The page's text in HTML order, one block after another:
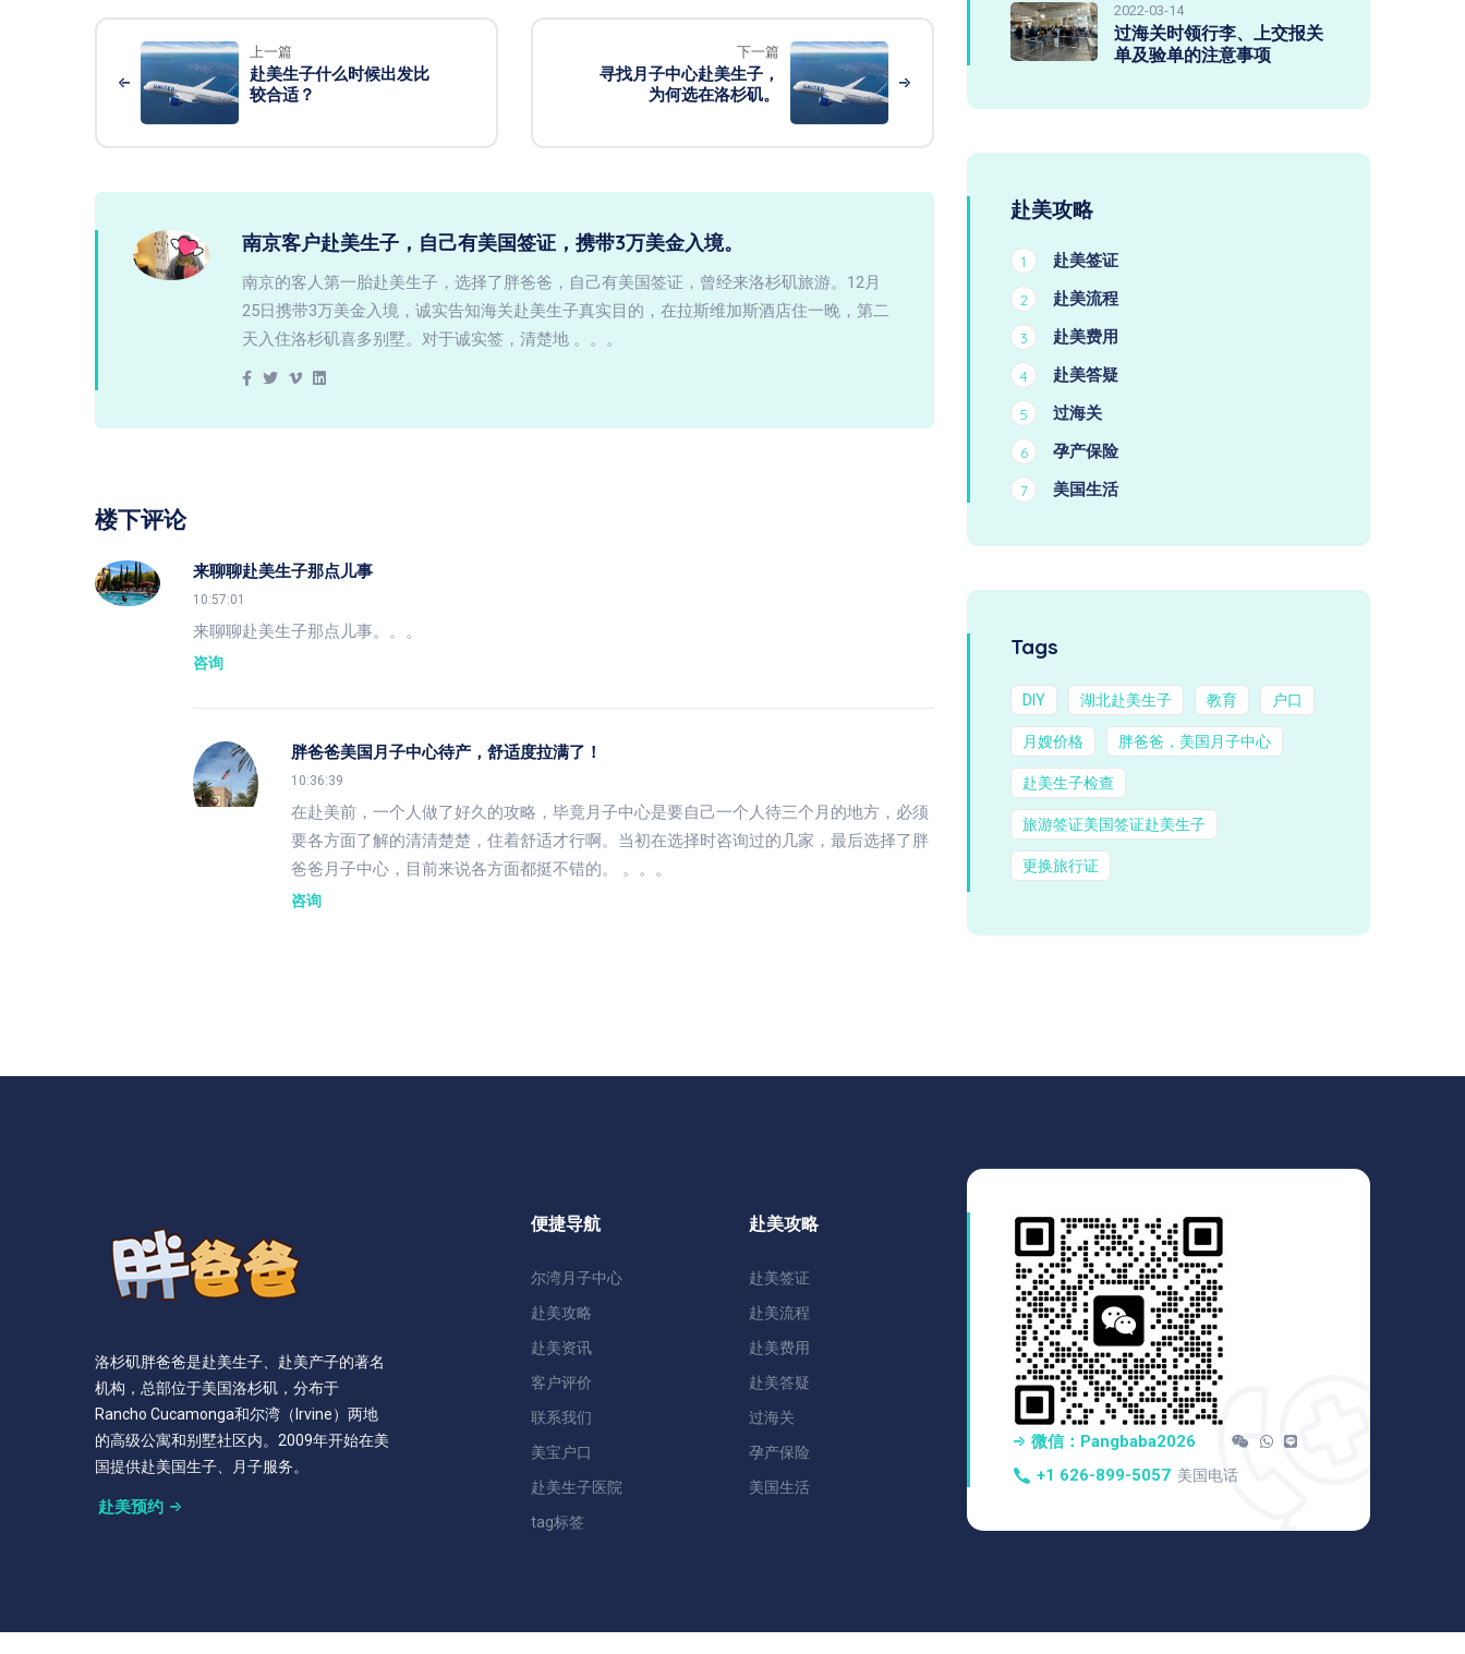
上一篇
赴美生子什么时候出发比
较合适？
下一篇
寻找月子中心赴美生子，
为何选在洛杉矶。
南京客户赴美生子，自己有美国签证，携带3万美金入境。
南京的客人第一胎赴美生子，选择了胖爸爸，自己有美国签证，曾经来洛杉矶旅游。12月
25日携带3万美金入境，诚实告知海关赴美生子真实目的，在拉斯维加斯酒店住一晚，第二
天入住洛杉矶喜多别墅。对于诚实签，清楚地 。。。
楼下评论
来聊聊赴美生子那点儿事
10:57:01
来聊聊赴美生子那点儿事。。。
咨询
胖爸爸美国月子中心待产，舒适度拉满了！
10:36:39
在赴美前，一个人做了好久的攻略，毕竟月子中心是要自己一个人待三个月的地方，必须
要各方面了解的清清楚楚，住着舒适才行啊。当初在选择时咨询过的几家，最后选择了胖
爸爸月子中心，目前来说各方面都挺不错的。 。。。
咨询
2022-03-14
过海关时领行李、上交报关
单及验单的注意事项
赴美攻略
1 赴美签证
2 赴美流程
3 赴美费用
4 赴美答疑
5 过海关
6 孕产保险
7 美国生活
Tags
DIY 湖北赴美生子 教育 户口
月嫂价格 胖爸爸，美国月子中心
赴美生子检查
旅游签证美国签证赴美生子
更换旅行证
洛杉矶胖爸爸是赴美生子、赴美产子的著名
机构，总部位于美国洛杉矶，分布于
Rancho Cucamonga和尔湾（Irvine）两地
的高级公寓和别墅社区内。2009年开始在美
国提供赴美国生子、月子服务。
赴美预约
便捷导航
尔湾月子中心
赴美攻略
赴美资讯
客户评价
联系我们
美宝户口
赴美生子医院
tag标签
赴美攻略
赴美签证
赴美流程
赴美费用
赴美答疑
过海关
孕产保险
美国生活
微信：pangbaba2026
+1 626-899-5057 美国电话